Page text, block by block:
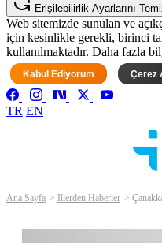
Erişilebilirlik Ayarlarını
Web sitemizde sunulan ve
için kesinlikle gerekli, birinci
kullanılmaktadır. Daha fazla
Kabul Ediyorum Çerez
TR EN
Ana Sayfa İllerden Haberler